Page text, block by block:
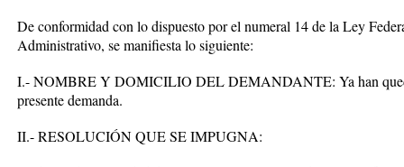
De conformidad con lo dispuesto por el numeral 14 de la Ley
Administrativo, se manifiesta lo siguiente:
I.- NOMBRE Y DOMICILIO DEL DEMANDANTE: Ya han
presente demanda.
II.- RESOLUCIÓN QUE SE IMPUGNA: